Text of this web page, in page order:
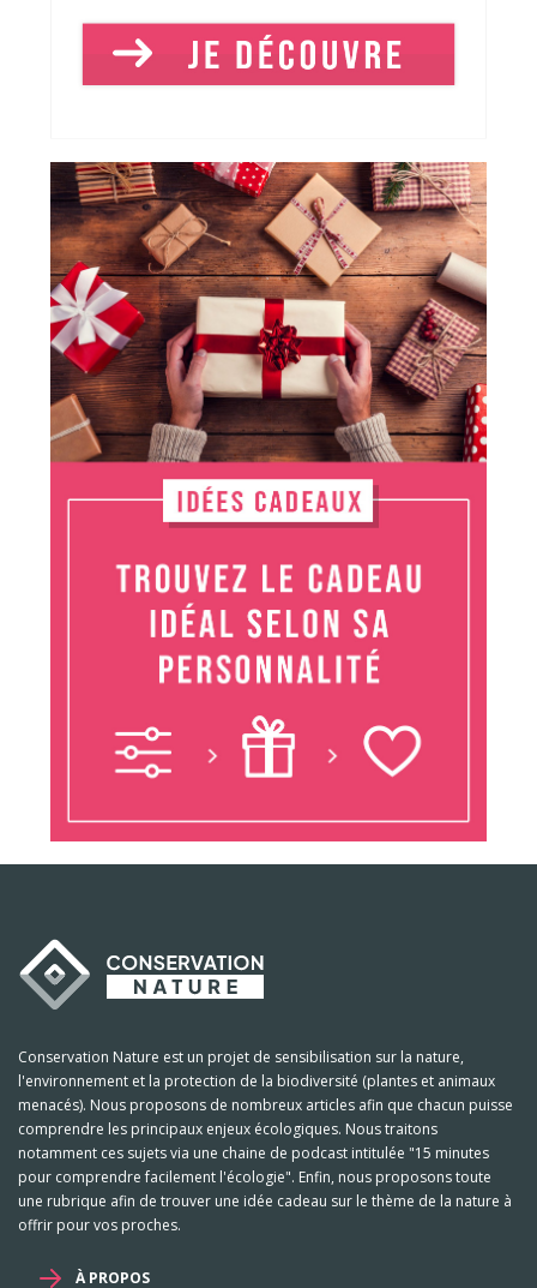
Conservation Nature est un projet de sensibilisation sur la nature,
l'environnement et la protection de la biodiversité (plantes et animaux
menacés). Nous proposons de nombreux articles afin que chacun puisse
comprendre les principaux enjeux écologiques. Nous traitons
notamment ces sujets via une chaine de podcast intitulée "15 minutes
pour comprendre facilement l'écologie". Enfin, nous proposons toute
une rubrique afin de trouver une idée cadeau sur le thème de la nature à
offrir pour vos proches.
À PROPOS